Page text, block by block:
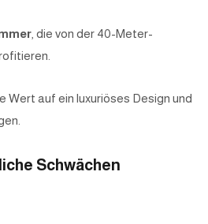
, die von der 40-Meter-
Wert auf ein luxuriöses Design und
Schwächen